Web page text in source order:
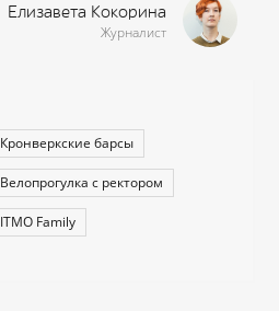
Елизавета Кокорина
Журналист
Кронверкские барсы
Велопрогулка с ректором
ITMO Family